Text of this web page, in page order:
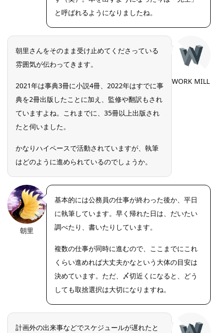
と呼ばれるようになりましたね。
朝里さんをそのまま受け止めてくださっている
雰囲気が伝わってきます。
2021年は事典3冊に小説4冊、2022年はすでに事
典を2冊出版したことに加え、監修や翻訳もされ
ていますよね。これまでに、35冊以上出版され
たと伺いました。
かなりハイペースで活動されていますが、執筆
はどのように進められているのでしょうか。
WORK MILL
朝里
基本的には公務員の仕事が終わった後か、平日
に執筆しています。早く帰れた日は、だいたい
調べたり、書いたりしています。
複数の仕事が同時に進むので、ここまでにこれ
くらい進めれば大丈夫かなという大体の目安は
決めています。ただ、〆切近くになると、どう
しても取捨選択は大切になりますね。
計画外の出来事などでスケジュールが遅れたと